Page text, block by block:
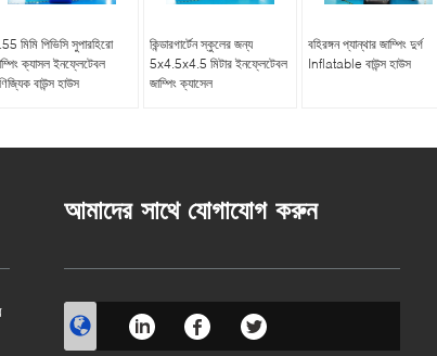
মিমি পিভিসি সুপারহিরো
ক্যাসল ইনফ্লেটেবল
বাউন্স হাউস
কিন্ডারগার্টেন স্কুলের জন্য
5x4.5x4.5 মিটার ইনফ্লেটেবল
জাম্পিং ক্যাসেল
বহিরঙ্গন প্যান্থার জাম্পিং দুর্গ
Inflatable বাউন্স হাউস
আমাদের সাথে যোগাযোগ করুন